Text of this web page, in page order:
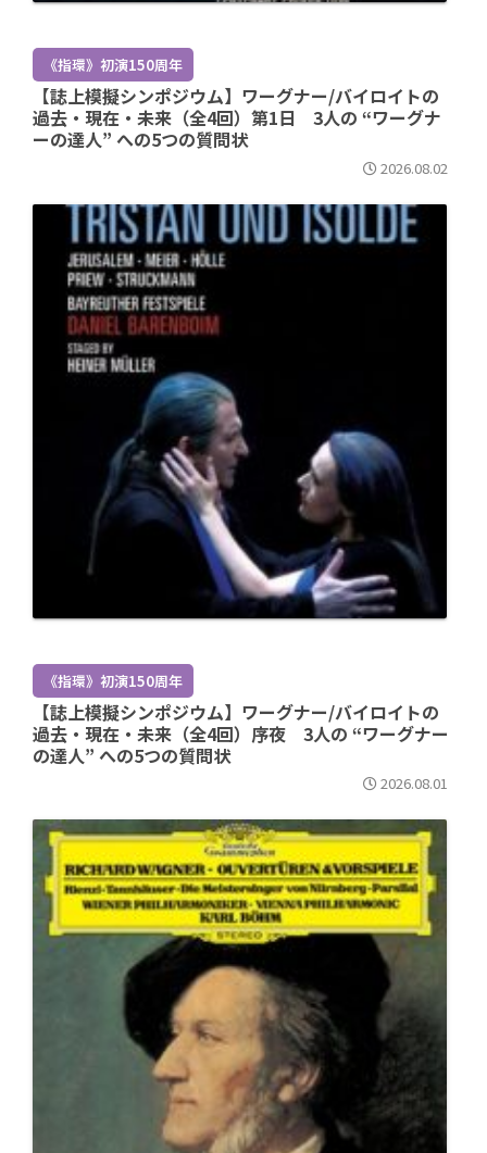
《指環》初演150周年
【誌上模擬シンポジウム】ワーグナー/バイロイトの
過去・現在・未来（全4回）第1日 3人の “ワーグナ
ーの達人” への5つの質問状
2026.08.02
《指環》初演150周年
【誌上模擬シンポジウム】ワーグナー/バイロイトの
過去・現在・未来（全4回）序夜 3人の “ワーグナー
の達人” への5つの質問状
2026.08.01